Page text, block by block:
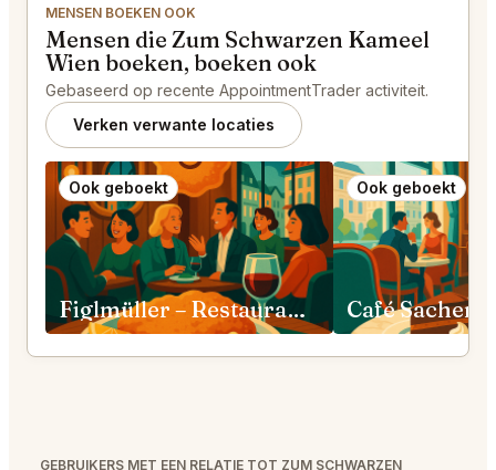
MENSEN BOEKEN OOK
Mensen die Zum Schwarzen Kameel
Wien boeken, boeken ook
Gebaseerd op recente AppointmentTrader activiteit.
Verken verwante locaties
Ook geboekt
Figlmüller – Restaurant Bäckerstraße Wien
Ook geboekt
Café Sacher
GEBRUIKERS MET EEN RELATIE TOT ZUM SCHWARZEN